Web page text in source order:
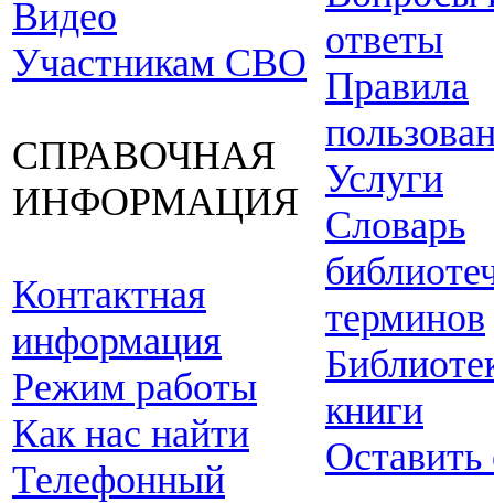
Видео
Участникам СВО
СПРАВОЧНАЯ
ИНФОРМАЦИЯ
Контактная
информация
Режим работы
Как нас найти
Телефонный
ответы
Правила
Услуги
Словарь
терминов
книги
Оставить